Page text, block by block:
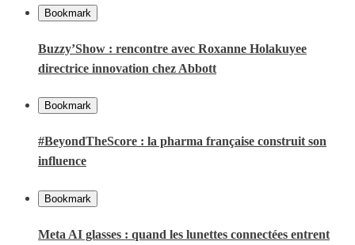
Bookmark
Buzzy’Show : rencontre avec Roxanne Holakuyee
directrice innovation chez Abbott
Bookmark
#BeyondTheScore : la pharma française construit son
influence
Bookmark
Meta AI glasses : quand les lunettes connectées entrent